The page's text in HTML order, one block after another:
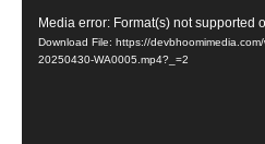
Video
Player
Media error: Format(s) not supported
Download File: https://
20250430-WA0005.mp4?_=2